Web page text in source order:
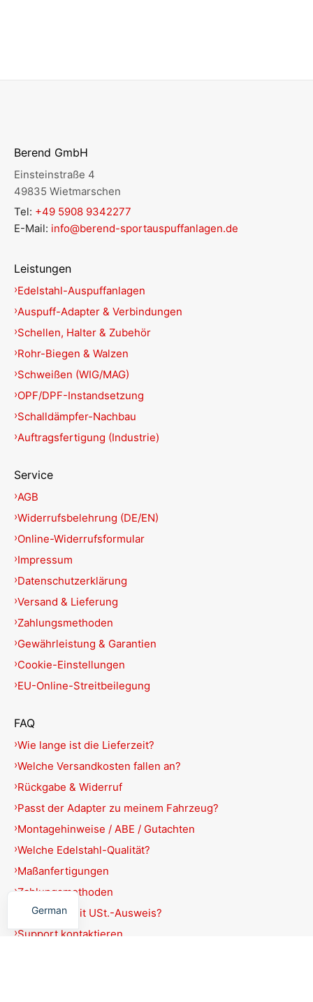
Berend GmbH
Einsteinstraße 4
49835 Wietmarschen
Tel: +49 5908 9342277
E-Mail: info@berend-sportauspuffanlagen.de
Leistungen
Edelstahl-Auspuffanlagen
Auspuff-Adapter & Verbindungen
Schellen, Halter & Zubehör
Rohr-Biegen & Walzen
Schweißen (WIG/MAG)
OPF/DPF-Instandsetzung
Schalldämpfer-Nachbau
Auftragsfertigung (Industrie)
Service
AGB
Widerrufsbelehrung (DE/EN)
Online-Widerrufsformular
Impressum
Datenschutzerklärung
Versand & Lieferung
Zahlungsmethoden
Gewährleistung & Garantien
Cookie-Einstellungen
EU-Online-Streitbeilegung
FAQ
Wie lange ist die Lieferzeit?
Welche Versandkosten fallen an?
Rückgabe & Widerruf
Passt der Adapter zu meinem Fahrzeug?
Montagehinweise / ABE / Gutachten
Welche Edelstahl-Qualität?
Maßanfertigungen
Zahlungsmethoden
Rechnung mit USt.-Ausweis?
Support kontaktieren
German
English